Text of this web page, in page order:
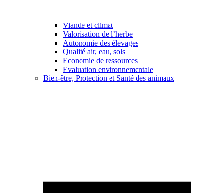
Viande et climat
Valorisation de l’herbe
Autonomie des élevages
Qualité air, eau, sols
Economie de ressources
Evaluation environnementale
Bien-être, Protection et Santé des animaux